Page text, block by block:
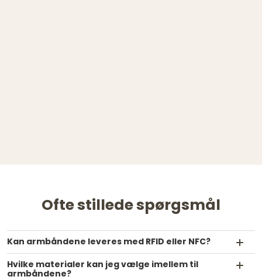
Ofte stillede spørgsmål
Kan armbåndene leveres med RFID eller NFC?
Hvilke materialer kan jeg vælge imellem til
armbåndene?